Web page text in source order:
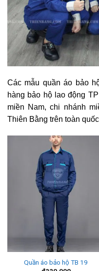
Các mẫu quần áo bảo
hàng bảo hộ lao động
miền Nam, chi nhánh
Thiên Bằng trên toàn
Quần áo bảo hộ TB 19